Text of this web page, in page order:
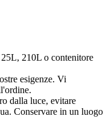
210L o contenitore
esigenze. Vi
dalla luce, evitare
Conservare in un luogo